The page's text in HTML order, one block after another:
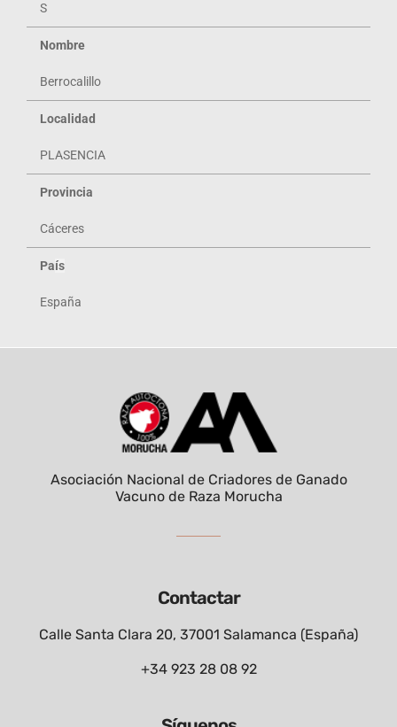
S
Nombre
Berrocalillo
Localidad
PLASENCIA
Provincia
Cáceres
País
España
Contactar
Calle Santa Clara 20, 37001 Salamanca (España)
+34 923 28 08 92
Asociación Nacional de Criadores de Ganado
Vacuno de Raza Morucha